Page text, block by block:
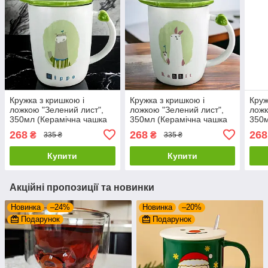
Кружка з кришкою і
ложкою "Зелений лист",
350мл (Керамічна чашка
268 ₴ 335 ₴
Купити
Кружка з кришкою і
ложкою "Зелений лист",
350мл (Керамічна чашка
268₴ 335 ₴
Купити
268
Акційні пропозиції та новинки
Новинка
–24%
Подарунок
Новинка
–20%
Подарунок